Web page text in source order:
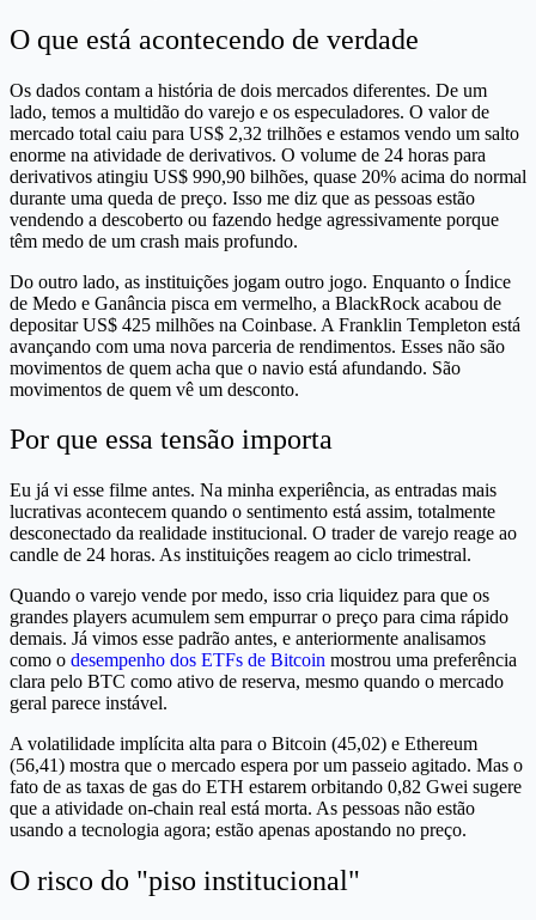
O que está acontecendo de verdade
Os dados contam a história de dois mercados diferentes. De um
lado, temos a multidão do varejo e os especuladores. O valor de
mercado total caiu para US$ 2,32 trilhões e estamos vendo um salto
enorme na atividade de derivativos. O volume de 24 horas para
derivativos atingiu US$ 990,90 bilhões, quase 20% acima do normal
durante uma queda de preço. Isso me diz que as pessoas estão
vendendo a descoberto ou fazendo hedge agressivamente porque
têm medo de um crash mais profundo.
Do outro lado, as instituições jogam outro jogo. Enquanto o Índice
de Medo e Ganância pisca em vermelho, a BlackRock acabou de
depositar US$ 425 milhões na Coinbase. A Franklin Templeton está
avançando com uma nova parceria de rendimentos. Esses não são
movimentos de quem acha que o navio está afundando. São
movimentos de quem vê um desconto.
Por que essa tensão importa
Eu já vi esse filme antes. Na minha experiência, as entradas mais
lucrativas acontecem quando o sentimento está assim, totalmente
desconectado da realidade institucional. O trader de varejo reage ao
candle de 24 horas. As instituições reagem ao ciclo trimestral.
Quando o varejo vende por medo, isso cria liquidez para que os
grandes players acumulem sem empurrar o preço para cima rápido
demais. Já vimos esse padrão antes, e anteriormente analisamos
como o desempenho dos ETFs de Bitcoin mostrou uma preferência
clara pelo BTC como ativo de reserva, mesmo quando o mercado
geral parece instável.
A volatilidade implícita alta para o Bitcoin (45,02) e Ethereum
(56,41) mostra que o mercado espera por um passeio agitado. Mas o
fato de as taxas de gas do ETH estarem orbitando 0,82 Gwei sugere
que a atividade on-chain real está morta. As pessoas não estão
usando a tecnologia agora; estão apenas apostando no preço.
O risco do "piso institucional"